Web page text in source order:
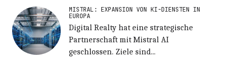
MISTRAL: EXPANSION VON KI-DIENSTEN IN
EUROPA
Digital Realty hat eine strategische
Partnerschaft mit Mistral AI
geschlossen. Ziele sind...